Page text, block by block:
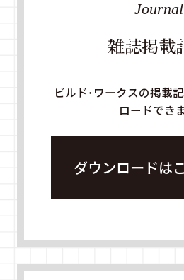
雑誌掲載
Journal
ビルド・ワークスの掲載
ロードでき
ダウンロードは